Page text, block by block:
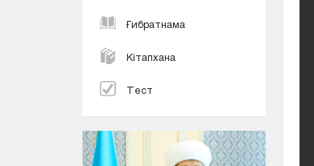
Ғибратнама
Кітапхана
Тест